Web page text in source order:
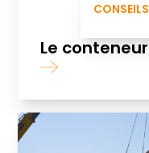
CONSEILS
Le